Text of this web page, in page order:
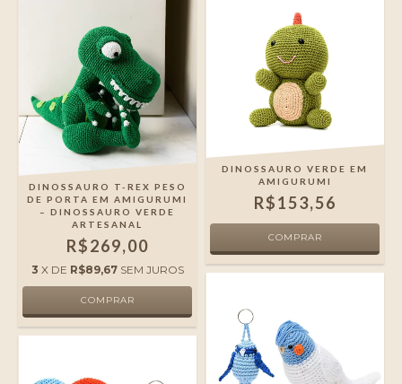
DINOSSAURO T-REX PESO
DE PORTA EM AMIGURUMI
– DINOSSAURO VERDE
ARTESANAL
R$269,00
3 X DE R$89,67 SEM JUROS
DINOSSAURO VERDE EM
AMIGURUMI
R$153,56